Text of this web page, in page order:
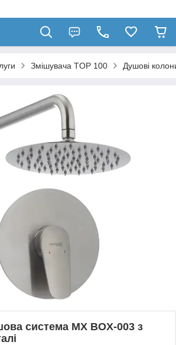
Змішувача TOP 100 Душові
система MX BOX-003 з